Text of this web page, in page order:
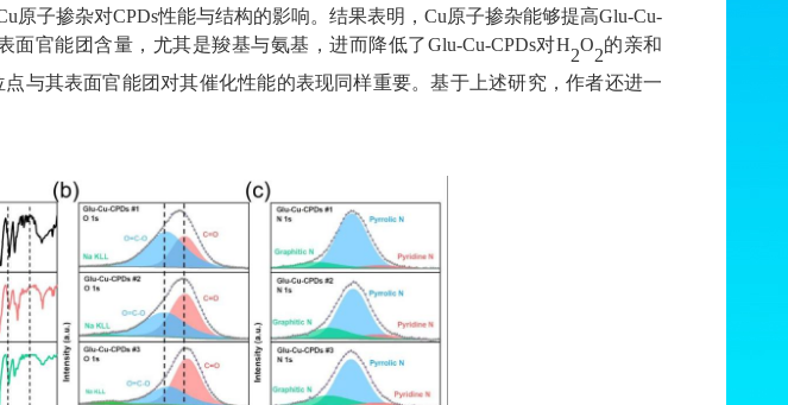
原子掺杂对CPDs性能与结构的影响。结果表明， Cu原子掺杂能够提高Glu-Cu-
面官能团含量，尤其是羧基与氨基，进而降低了Glu-Cu-CPDs对H2O2的亲和
点与其表面官能团对其催化性能的表现同样重要。基于上述研究，作者还进一